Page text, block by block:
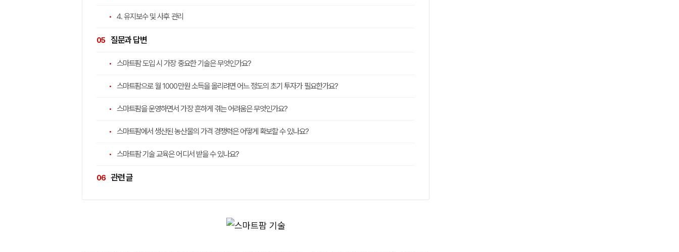
4. 유지보수 및 사후 관리
질문과 답변
스마트팜 도입 시 가장 중요한 기술은 무엇인가요?
스마트팜으로 월 1000만원 소득을 올리려면 어느 정도의 초기 투자가 필요한가요?
스마트팜을 운영하면서 가장 흔하게 겪는 어려움은 무엇인가요?
스마트팜에서 생산된 농산물의 가격 경쟁력은 어떻게 확보할 수 있나요?
스마트팜 기술 교육은 어디서 받을 수 있나요?
관련 글